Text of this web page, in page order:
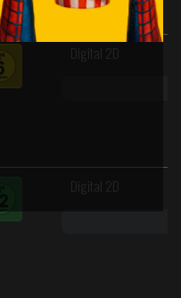
Digital 2D
Digital 2D